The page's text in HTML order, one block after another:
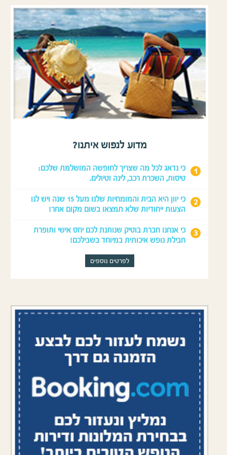
מדוע לנפוש איתנו?
כי נדאג לכל מה שצריך לחופשה המושלמת שלכם:
טיסות, השכרת רכב, לינה וטיולים.
כי יוון היא הבית והמומחיות שלנו מעל 15 שנה ויש לנו
הצעות ייחודיות שלא תמצאו בשום מקום אחר!
כי אנחנו חברת בוטיק שנותנת לכם יחס אישי ותופרת
חבילת נופש איכותית במיוחד בשבילכם!
לפרטים נוספים